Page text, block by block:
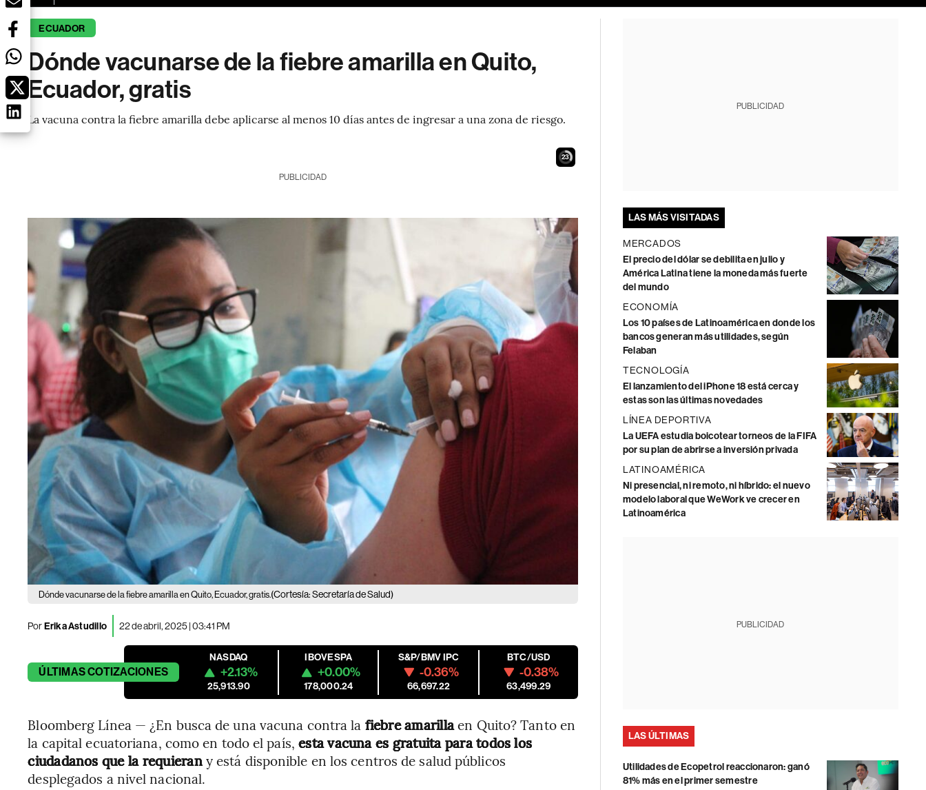
ECUADOR
Dónde vacunarse de la fiebre amarilla en Quito,
Ecuador, gratis
La vacuna contra la fiebre amarilla debe aplicarse al menos 10 días antes de ingresar a una zona de riesgo.
22
PUBLICIDAD
Dónde vacunarse de la fiebre amarilla en Quito, Ecuador, gratis.(Cortesía: Secretaría de Salud)
PorErika Astudillo 22 de abril, 2025 | 03:41 PM
ÚLTIMASCOTIZACIONES
NASDAQ
+2.13%
25,913.90
IBOVESPA
+0.00%
178,000.24
S&P/BMV IPC
-0.36%
66,697.22
BTC/USD
-0.38%
63,499.29
Bloomberg Línea — ¿En busca de una vacuna contra la fiebre amarillaen Quito? Tanto en
la capital ecuatoriana, como en todo el país, esta vacuna es gratuita para todos los
ciudadanos que la requierany está disponible en los centros de salud públicos
desplegados a nivel nacional.
PUBLICIDAD
LAS MÁS VISITADAS
MERCADOS
El precio del dólar se debilita en julio y
América Latina tiene la moneda más fuerte
del mundo
ECONOMÍA
Los 10 países de Latinoamérica en donde los
bancos generan más utilidades, según
Felaban
TECNOLOGÍA
El lanzamiento del iPhone 18 está cerca y
estas son las últimas novedades
LÍNEA DEPORTIVA
La UEFA estudia boicotear torneos de la FIFA
por su plan de abrirse a inversión privada
LATINOAMÉRICA
Ni presencial, ni remoto, ni híbrido: el nuevo
modelo laboral que WeWork ve crecer en
Latinoamérica
PUBLICIDAD
LAS ÚLTIMAS
Utilidades de Ecopetrol reaccionaron: ganó
81% más en el primer semestre